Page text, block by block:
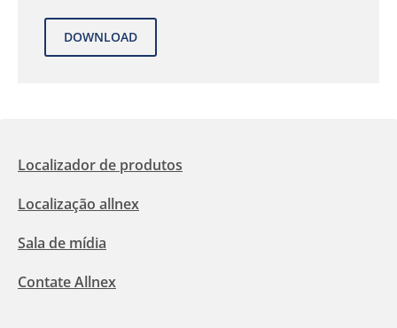
Localizador de produtos
Localização allnex
Sala de mídia
Contate Allnex